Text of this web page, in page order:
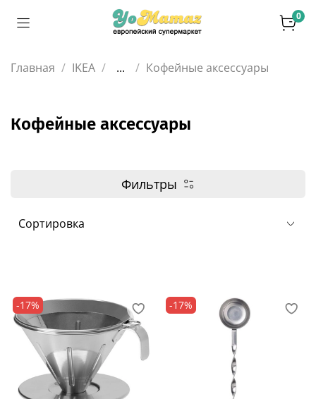
0
Главная IKEA ... Кофейные аксессуары
Кофейные аксессуары
Фильтры
-17% -17%